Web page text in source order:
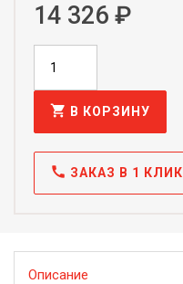
14 326 ₽
shopping_cart В КОРЗИНУ
call ЗАКАЗ В 1 КЛИК
Описание